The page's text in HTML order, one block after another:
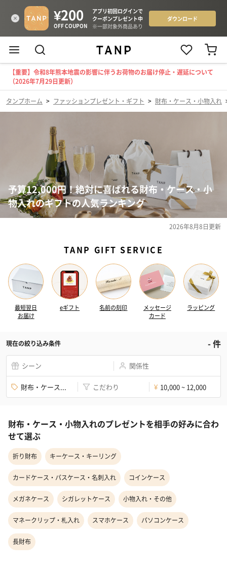
【重要】令和8年熊本地震の影響に伴うお荷物のお届け停止・遅延について
（2026年7月29日更新）
タンプホーム > ファッションプレゼント・ギフト > 財布・ケース・小物入れ
予算12,000円！絶対に喜ばれる財布・ケース・小
物入れのギフトの人気ランキング
2026年8月8日更新
TANP GIFT SERVICE
最短翌日
お届け
eギフト 名前の刻印
メッセージ
カード
ラッピング
現在の絞り込み条件 -件
シーン 関係性
財布・ケース... こだわり ¥ 10,000 ~ 12,000
財布・ケース・小物入れのプレゼントを相手の好みに合わ
せて選ぶ
折り財布 キーケース・キーリング
カードケース・パスケース・名刺入れ コインケース
メガネケース シガレットケース 小物入れ・その他
マネークリップ・札入れ スマホケース パソコンケース
長財布